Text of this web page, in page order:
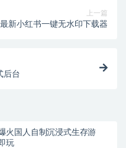
上一篇
新小红书一键无水印下载器
后台
火国人自制沉浸式生存游
玩